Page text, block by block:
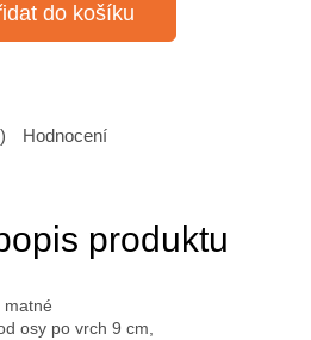
do košíku
Hodnocení
produktu
matné
osy po vrch 9 cm,